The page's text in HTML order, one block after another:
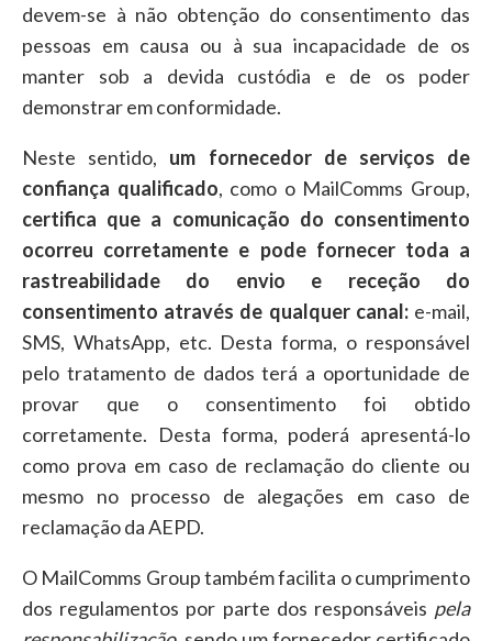
devem-se à não obtenção do consentimento das
pessoas em causa ou à sua incapacidade de os
manter sob a devida custódia e de os poder
demonstrar em conformidade.
Neste sentido, um fornecedor de serviços de
confiança qualificado, como o MailComms Group,
certifica que a comunicação do consentimento
ocorreu corretamente e pode fornecer toda a
rastreabilidade do envio e receção do
consentimento através de qualquer canal:e-mail,
SMS, WhatsApp, etc. Desta forma, o responsável
pelo tratamento de dados terá a oportunidade de
provar que o consentimento foi obtido
corretamente. Desta forma, poderá apresentá-lo
como prova em caso de reclamação do cliente ou
mesmo no processo de alegações em caso de
reclamação da AEPD.
O MailComms Group também facilita o cumprimento
dos regulamentos por parte dos responsáveis pela